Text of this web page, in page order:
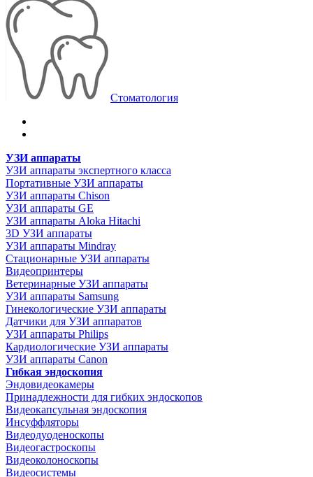
Стоматология
УЗИ аппараты
УЗИ аппараты экспертного класса
Портативные УЗИ аппараты
УЗИ аппараты Chison
УЗИ аппараты GE
УЗИ аппараты Aloka Hitachi
3D УЗИ аппараты
УЗИ аппараты Mindray
Стационарные УЗИ аппараты
Видеопринтеры
Ветеринарные УЗИ аппараты
УЗИ аппараты Samsung
Гинекологические УЗИ аппараты
Датчики для УЗИ аппаратов
УЗИ аппараты Philips
Кардиологические УЗИ аппараты
УЗИ аппараты Canon
Гибкая эндоскопия
Эндовидеокамеры
Принадлежности для гибких эндоскопов
Видеокапсульная эндоскопия
Инсуффляторы
Видеодуоденоскопы
Видеогастроскопы
Видеоколоноскопы
Видеосистемы